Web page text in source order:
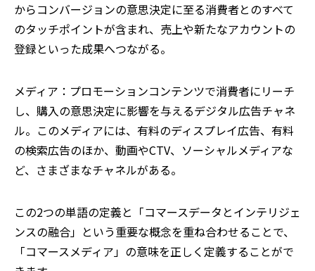
からコンバージョンの意思決定に至る消費者とのすべて
のタッチポイントが含まれ、売上や新たなアカウントの
登録といった成果へつながる。
メディア：プロモーションコンテンツで消費者にリーチ
し、購入の意思決定に影響を与えるデジタル広告チャネ
ル。このメディアには、有料のディスプレイ広告、有料
の検索広告のほか、動画やCTV、ソーシャルメディアな
ど、さまざまなチャネルがある。
この2つの単語の定義と「コマースデータとインテリジェ
ンスの融合」という重要な概念を重ね合わせることで、
「コマースメディア」の意味を正しく定義することがで